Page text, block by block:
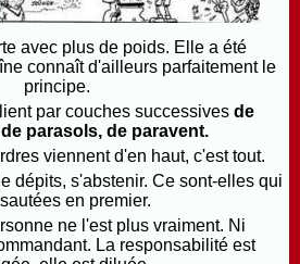
avec plus de poids. Elle a été
connaît d'ailleurs parfaitement le
principe.
par couches successives de
parasols, de paravent.
viennent d'en haut, c'est tout.
dépits, s'abstenir. Ce sont-elles qui
en premier.
ne l'est plus vraiment. Ni
La responsabilité est